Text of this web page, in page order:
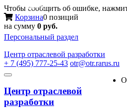
Чтобы сообщить об ошибке,
Корзина0 позиций
на сумму 0 руб.
Персональный раздел
Центр отраслевой разработки
+ 7 (495) 777-25-43 otr@otr.rarus.ru
Toggle
Меню
Центр отраслевой
разработки
О